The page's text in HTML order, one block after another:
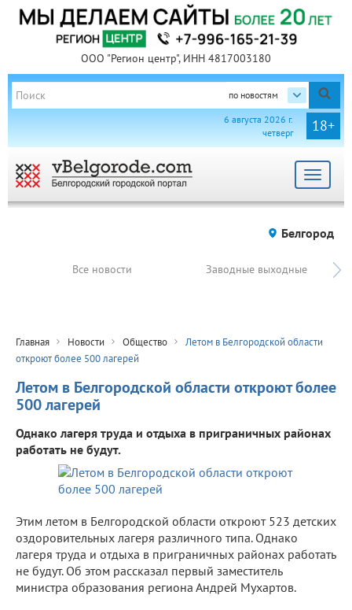
ООО "Регион центр", ИНН 4817003180
по новостям
18+
6 августа 2026 г.
четверг
Toggle
Белгород
Все новости Заводные выходные
Главная Новости Общество
Летом в Белгородской области
откроют более 500 лагерей
Летом в Белгородской области откроют более
500 лагерей
Однако лагеря труда и отдыха в приграничных районах
работать не будут.
Этим летом в Белгородской области откроют 523 детских
оздоровительных лагеря различного типа. Однако
лагеря труда и отдыха в приграничных районах работать
не будут. Об этом рассказал первый заместитель
министра образования региона Андрей Мухартов.